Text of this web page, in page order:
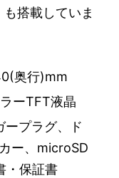
搭載していま
奥行)mm
ーTFT液晶
ープラグ、ド
ー、microSD
・保証書